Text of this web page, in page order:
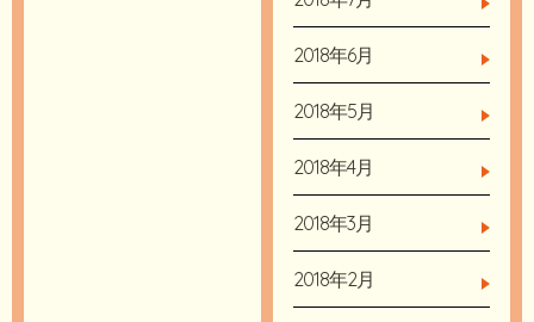
2018年6月
2018年5月
2018年4月
2018年3月
2018年2月